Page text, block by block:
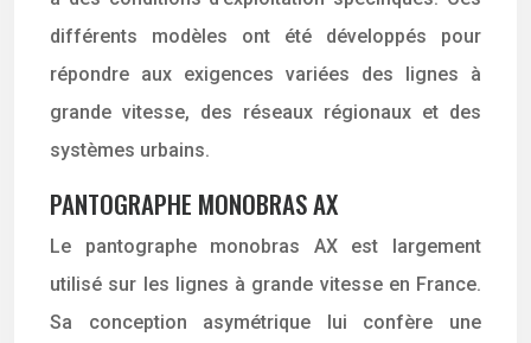
différents modèles ont été développés pour
répondre aux exigences variées des lignes à
grande vitesse, des réseaux régionaux et des
systèmes urbains.
PANTOGRAPHE MONOBRAS AX
Le pantographe monobras AX est largement
utilisé sur les lignes à grande vitesse en France.
Sa conception asymétrique lui confère une